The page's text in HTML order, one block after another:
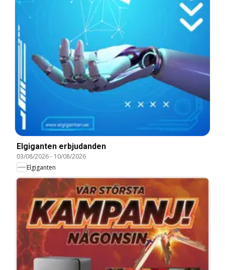
Elgiganten erbjudanden
03/08/2026- 10/08/2026
Elgiganten